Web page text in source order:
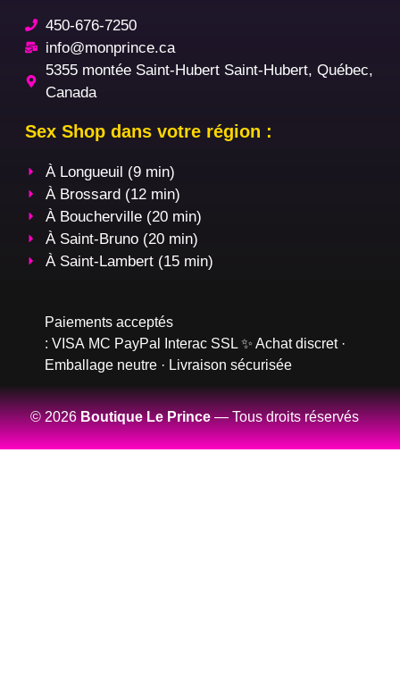
450-676-7250
info@monprince.ca
5355 montée Saint-Hubert Saint-Hubert, Québec,
Canada
Sex Shop dans votre région :
À Longueuil (9 min)
À Brossard (12 min)
À Boucherville (20 min)
À Saint-Bruno (20 min)
À Saint-Lambert (15 min)
Paiements acceptés
: VISA MC PayPal Interac SSL ✨ Achat discret ·
Emballage neutre · Livraison sécurisée
© 2026Boutique Le Prince— Tous droits réservés